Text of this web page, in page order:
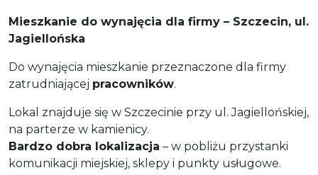
Mieszkanie do wynajęcia dla firmy – Szczecin, ul.
Jagiellońska
Do wynajęcia mieszkanie przeznaczone dla firmy
zatrudniającej pracowników.
Lokal znajduje się w Szczecinie przy ul. Jagiellońskiej,
na parterze w kamienicy.
Bardzo dobra lokalizacja – w pobliżu przystanki
komunikacji miejskiej, sklepy i punkty usługowe.